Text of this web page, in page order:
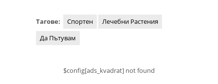
Тагове: Спортен
Лечебни Растения
Да Пътувам
$config[ads_kvadrat] not found